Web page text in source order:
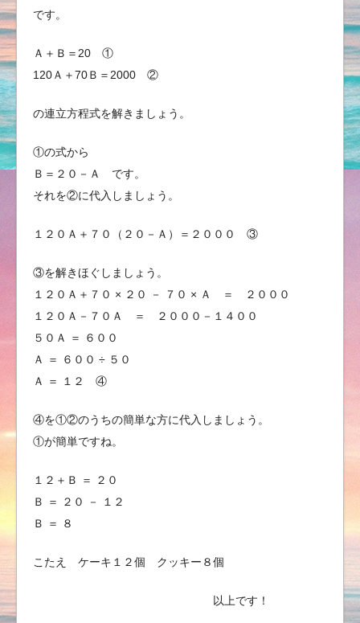
です。
Ａ＋Ｂ＝20 ①
120Ａ＋70Ｂ＝2000 ②
の連立方程式を解きましょう。
①の式から
Ｂ＝２０－Ａ です。
それを②に代入しましょう。
１２０Ａ＋７０（２０－Ａ）＝２０００ ③
③を解きほぐしましょう。
１２０Ａ＋７０ × ２０ － ７０ × Ａ ＝ ２０００
１２０Ａ－７０Ａ ＝ ２０００－１４００
５０Ａ ＝ ６００
Ａ ＝ ６００ ÷ ５０
Ａ ＝ １２ ④
④を①②のうちの簡単な方に代入しましょう。
①が簡単ですね。
１２＋Ｂ ＝ ２０
Ｂ ＝ ２０ － １２
Ｂ ＝ ８
こたえ ケーキ１２個 クッキー８個
以上です！